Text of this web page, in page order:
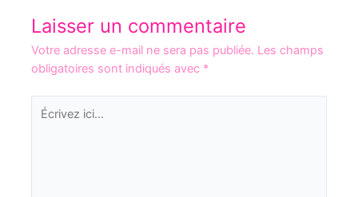
Laisser un commentaire
Votre adresse e-mail ne sera pas publiée. Les champs
obligatoires sont indiqués avec *